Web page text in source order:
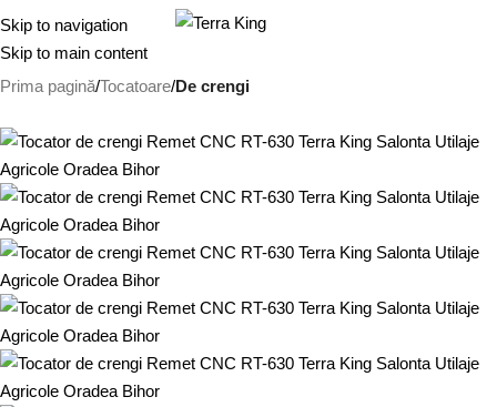
Skip to navigation
Skip to main content
Prima pagină Tocatoare De crengi